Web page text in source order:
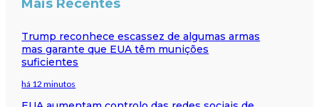
Mais Recentes
Trump reconhece escassez de algumas armas
mas garante que EUA têm munições
suficientes
há 12 minutos